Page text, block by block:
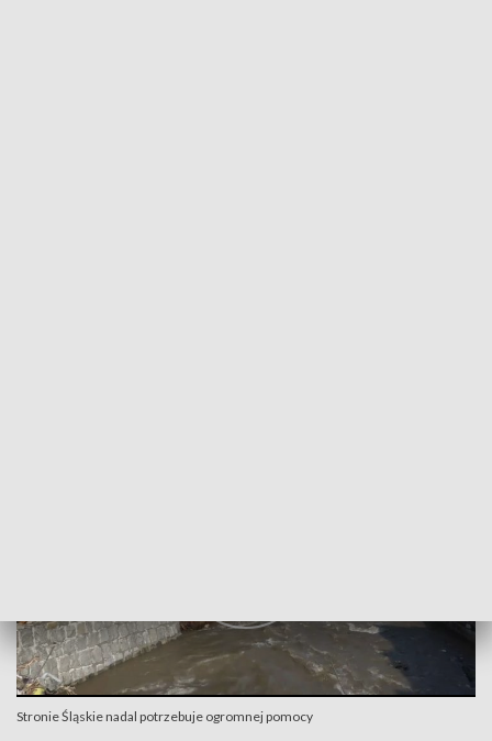
Stronie Śląskie nadal potrzebuje ogromnej pomocy